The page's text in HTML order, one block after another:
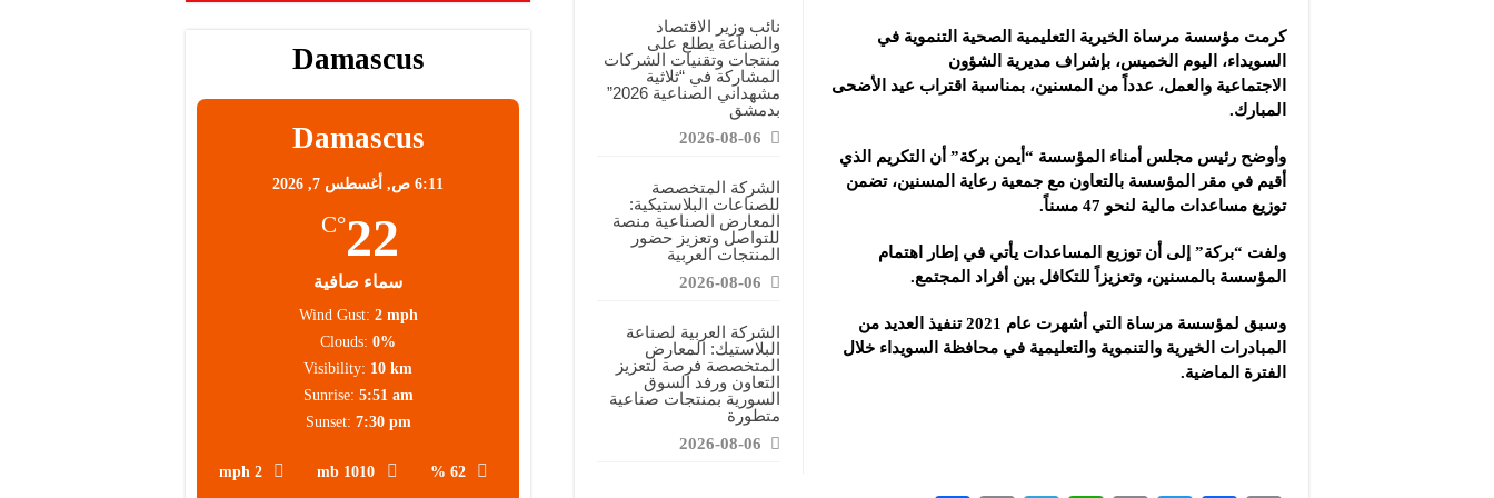
شركة “كاربوباتش”: المعرض منصة لتعزيز الشراكات ودعم الصناعات البلاستيكية السورية
شركة “جالكسي أوتوميشن”: المعارض المتخصصة تساهم في دعم الصناعة السورية وتعزيز حضور المنتجات المحلية
نائب وزير الاقتصاد
والصناعة يطلع على
منتجات وتقنيات الشركات
المشاركة في “ثلاثية
مشهداني الصناعية 2026”
بدمشق
2026-08-06
الشركة المتخصصة
للصناعات البلاستيكية:
المعارض الصناعية منصة
للتواصل وتعزيز حضور
المنتجات العربية
2026-08-06
الشركة العربية لصناعة
البلاستيك: المعارض
المتخصصة فرصة لتعزيز
التعاون ورفد السوق
السورية بمنتجات صناعية
متطورة
2026-08-06
كرمت مؤسسة مرساة الخيرية التعليمية الصحية التنموية في
السويداء، اليوم الخميس، بإشراف مديرية الشؤون
الاجتماعية والعمل، عدداً من المسنين، بمناسبة اقتراب عيد الأضحى
المبارك.
وأوضح رئيس مجلس أمناء المؤسسة “أيمن بركة” أن التكريم الذي
أقيم في مقر المؤسسة بالتعاون مع جمعية رعاية المسنين، تضمن
توزيع مساعدات مالية لنحو 47 مسناً.
ولفت “بركة” إلى أن توزيع المساعدات يأتي في إطار اهتمام
المؤسسة بالمسنين، وتعزيزاً للتكافل بين أفراد المجتمع.
وسبق لمؤسسة مرساة التي أشهرت عام 2021 تنفيذ العديد من
المبادرات الخيرية والتنموية والتعليمية في محافظة السويداء خلال
الفترة الماضية.
Damascus
Damascus
6:11 ص, أغسطس 7, 2026
22
°C
سماء صافية
62 %
1010 mb
2 mph
Wind Gust: 2 mph
Clouds: 0%
Visibility: 10 km
Sunrise: 5:51 am
Sunset: 7:30 pm